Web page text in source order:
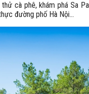
cà phê, khám phá Sa Pa
đường phố Hà Nội...